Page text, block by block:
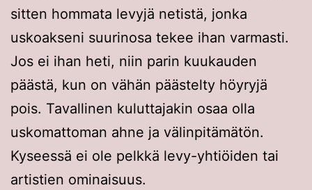
sitten hommata levyjä netistä, jonka
uskoakseni suurinosa tekee ihan varmasti.
Jos ei ihan heti, niin parin kuukauden
päästä, kun on vähän päästelty höyryjä
pois. Tavallinen kuluttajakin osaa olla
uskomattoman ahne ja välinpitämätön.
Kyseessä ei ole pelkkä levy-yhtiöiden tai
artistien ominaisuus.